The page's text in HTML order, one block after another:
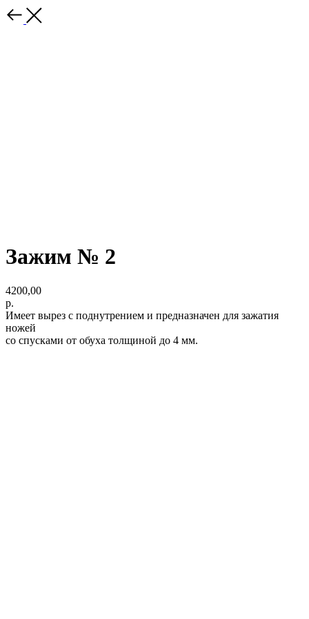
Зажим № 2
4200,00
р.
Имеет вырез с поднутрением и предназначен для зажатия
ножей
со спусками от обуха толщиной до 4 мм.